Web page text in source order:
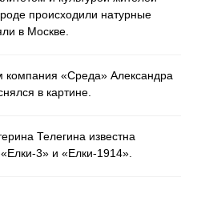
происходили натурные
в Москве.
«Среда» Александра
в картине.
Телегина известна
3» и «Елки-1914».